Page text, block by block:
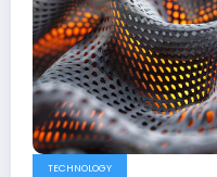
TECHNOLOGY